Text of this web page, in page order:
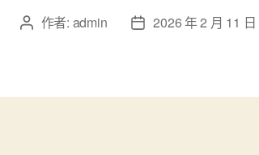
文 作者: admin
文
日
2026 年 2 月 11 日